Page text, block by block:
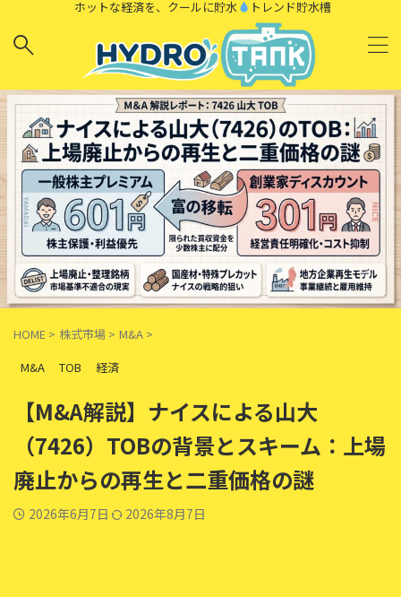
ホットな経済を、クールに貯水 トレンド貯水槽
HOME > 株式市場 > M&A >
M&A
TOB 経済
【M&A解説】ナイスによる山大
（7426）TOBの背景とスキーム：上場
廃止からの再生と二重価格の謎
2026年6月7日 2026年8月7日